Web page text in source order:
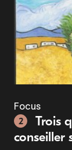
Focus
2
Trois
conseiller